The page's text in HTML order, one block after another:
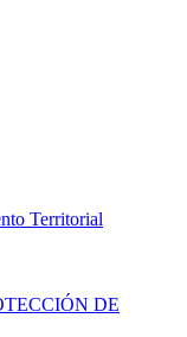
Territorial
DE